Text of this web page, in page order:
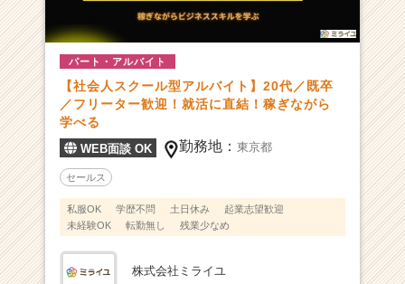
ウ
届
く
就
サ
チ
ア
キ
リ
パート・アルバイト
【社会人スクール型アルバイト】20代／既卒
／フリーター歓迎！就活に直結！稼ぎながら
学べる
WEB面談 OK 勤務地：東京都
セールス
私服OK 学歴不問 土日休み
起業志望歓迎
未経験OK
転勤無し 残業少なめ
株式会社ミライユ